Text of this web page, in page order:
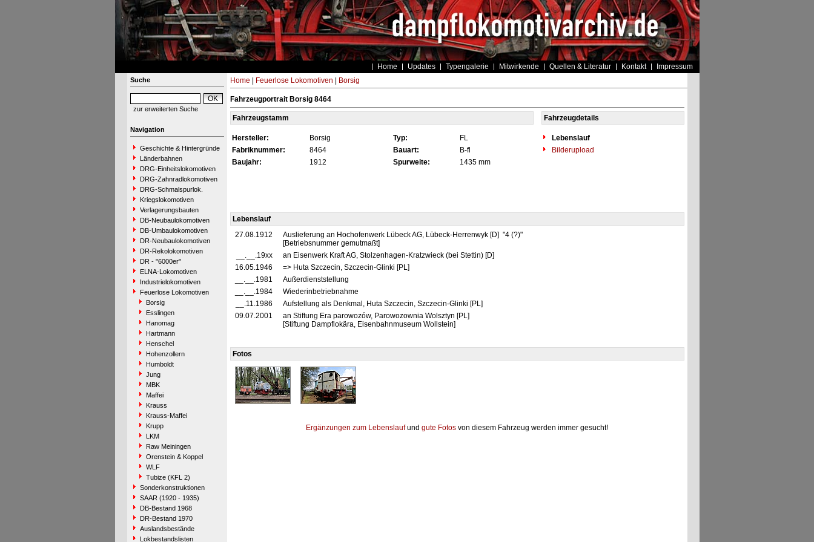
Home Updates Typengalerie Mitwirkende Quellen & Literatur Kontakt Impressum
Suche
zur erweiterten Suche
Navigation
Geschichte & Hintergründe
Länderbahnen
DRG-Einheitslokomotiven
DRG-Zahnradlokomotiven
DRG-Schmalspurlok.
Kriegslokomotiven
Verlagerungsbauten
DB-Neubaulokomotiven
DB-Umbaulokomotiven
DR-Neubaulokomotiven
DR-Rekolokomotiven
DR - "6000er"
ELNA-Lokomotiven
Industrielokomotiven
Feuerlose Lokomotiven
Borsig
Esslingen
Hanomag
Hartmann
Henschel
Hohenzollern
Humboldt
Jung
MBK
Maffei
Krauss
Krauss-Maffei
Krupp
LKM
Raw Meiningen
Orenstein & Koppel
WLF
Tubize (KFL 2)
Sonderkonstruktionen
SAAR (1920 - 1935)
DB-Bestand 1968
DR-Bestand 1970
Auslandsbestände
Lokbestandslisten
Home Feuerlose Lokomotiven Borsig
Fahrzeugportrait Borsig 8464
Fahrzeugstamm Fahrzeugdetails
Hersteller: Borsig Typ: FL
Lebenslauf
Fabriknummer:
8464 Bauart: B-fl
Bilderupload
Baujahr:
1912 Spurweite: 1435 mm
Lebenslauf
27.08.1912
Auslieferung an Hochofenwerk Lübeck AG, Lübeck-Herrenwyk [D] "4 (?)"
[Betriebsnummer gemutmaßt]
__.__.19xx
an Eisenwerk Kraft AG, Stolzenhagen-Kratzwieck (bei Stettin) [D]
16.05.1946
=> Huta Szczecin, Szczecin-Glinki [PL]
__.__.1981
Außerdienststellung
__.__.1984
Wiederinbetriebnahme
__.11.1986
Aufstellung als Denkmal, Huta Szczecin, Szczecin-Glinki [PL]
09.07.2001
an Stiftung Era parowozów, Parowozownia Wolsztyn [PL]
[Stiftung Dampflokära, Eisenbahnmuseum Wollstein]
Fotos
Ergänzungen zum Lebenslaufund gute Fotos von diesem Fahrzeug werden immer gesucht!